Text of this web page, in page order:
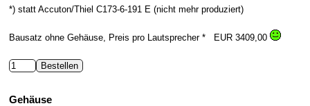
*) statt Accuton/Thiel C173-6-191 E (nicht mehr produziert)
Bausatz ohne Gehäuse, Preis pro Lautsprecher * EUR 3409,00
Gehäuse